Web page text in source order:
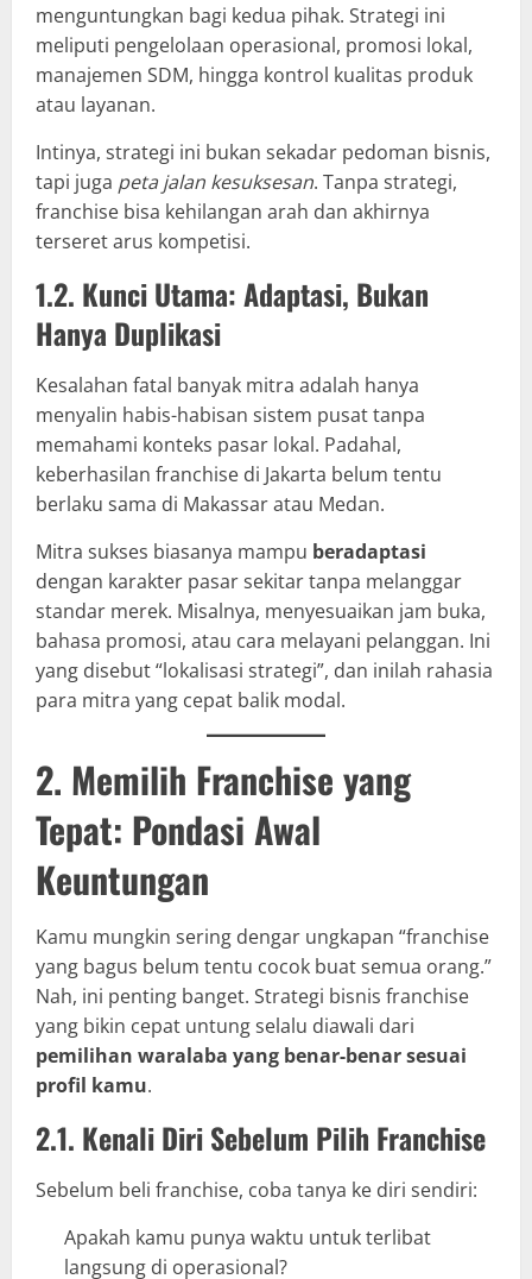
menguntungkan bagi kedua pihak. Strategi ini
meliputi pengelolaan operasional, promosi lokal,
manajemen SDM, hingga kontrol kualitas produk
atau layanan.
Intinya, strategi ini bukan sekadar pedoman bisnis,
tapi juga peta jalan kesuksesan. Tanpa strategi,
franchise bisa kehilangan arah dan akhirnya
terseret arus kompetisi.
1.2. Kunci Utama: Adaptasi, Bukan
Hanya Duplikasi
Kesalahan fatal banyak mitra adalah hanya
menyalin habis-habisan sistem pusat tanpa
memahami konteks pasar lokal. Padahal,
keberhasilan franchise di Jakarta belum tentu
berlaku sama di Makassar atau Medan.
Mitra sukses biasanya mampu beradaptasi
dengan karakter pasar sekitar tanpa melanggar
standar merek. Misalnya, menyesuaikan jam buka,
bahasa promosi, atau cara melayani pelanggan. Ini
yang disebut “lokalisasi strategi”, dan inilah rahasia
para mitra yang cepat balik modal.
2. Memilih Franchise yang
Tepat: Pondasi Awal
Keuntungan
Kamu mungkin sering dengar ungkapan “franchise
yang bagus belum tentu cocok buat semua orang.”
Nah, ini penting banget. Strategi bisnis franchise
yang bikin cepat untung selalu diawali dari
pemilihan waralaba yang benar-benar sesuai
profil kamu.
2.1. Kenali Diri Sebelum Pilih Franchise
Sebelum beli franchise, coba tanya ke diri sendiri:
Apakah kamu punya waktu untuk terlibat
langsung di operasional?